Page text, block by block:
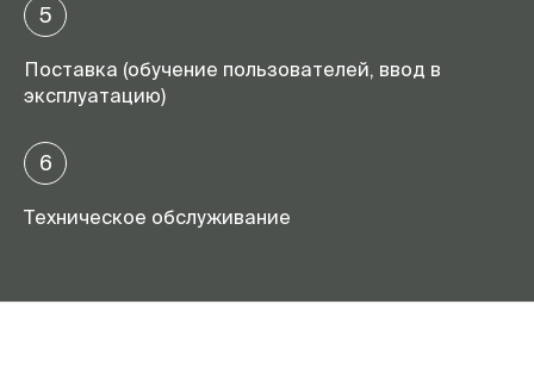
5
Поставка (обучение пользователей, ввод в
эксплуатацию)
6
Техническое обслуживание